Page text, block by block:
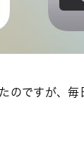
のですが、毎